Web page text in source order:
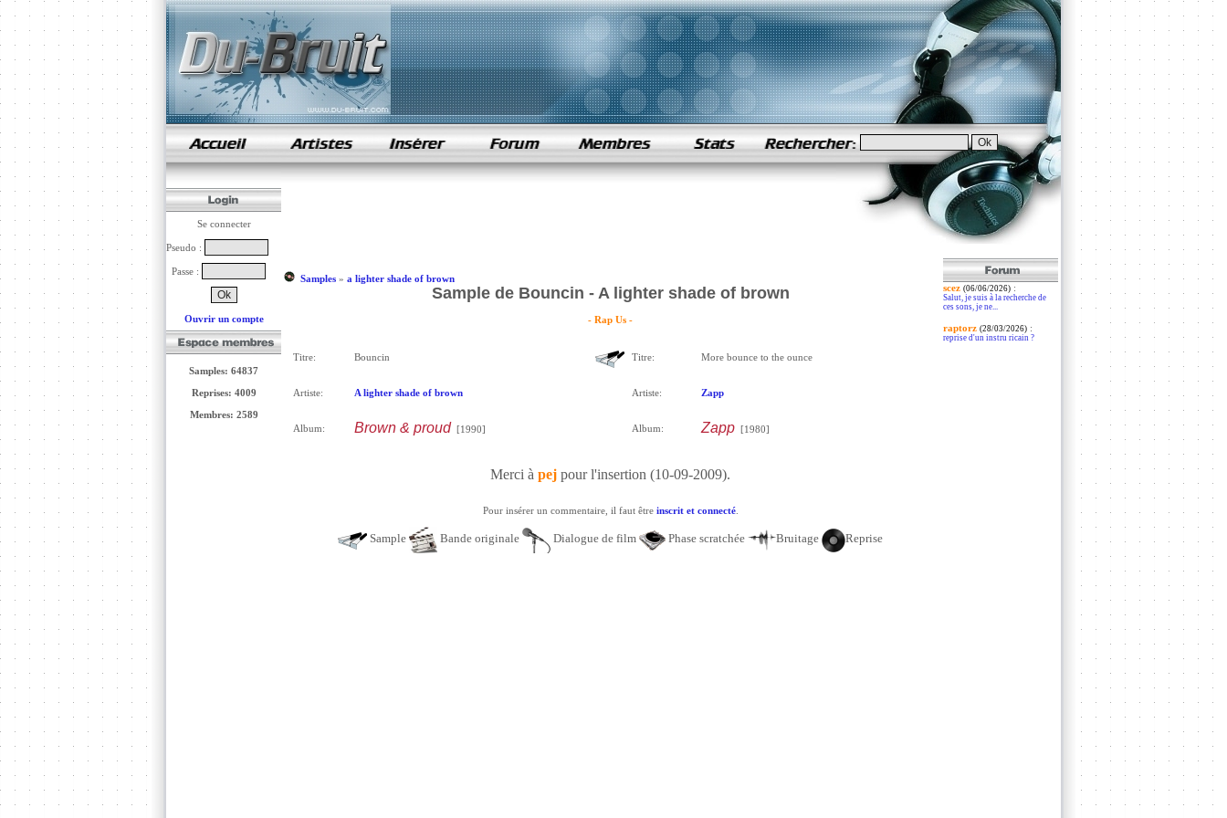
samples de rap
Se connecter
Pseudo :
Passe :
Ouvrir un compte
Samples: 64837
Reprises: 4009
Membres: 2589
Samples» a lighter shade of brown
Sample de Bouncin - A lighter shade of brown
- Rap Us -
Titre: Bouncin
Artiste: A lighter shade of brown
Album: Brown & proud[1990]
Titre: More bounce to the ounce
Artiste: Zapp
Album: Zapp[1980]
Merci à pej pour l'insertion (10-09-2009).
Pour insérer un commentaire, il faut être inscrit et connecté.
Sample Bande originale Dialogue de film Phase scratchée Bruitage Reprise
scez (06/06/2026):
Salut, je suis à la recherche de
ces sons, je ne...
raptorz (28/03/2026):
reprise d'un instru ricain ?